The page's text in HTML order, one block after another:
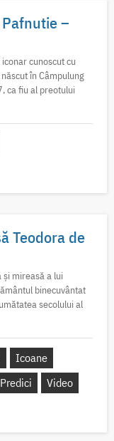
–
cunoscut cu
în Câmpulung
ca fiu al preotului
Teodora de
și mireasă a lui
binecuvântat
secolului al
Icoane
Predici
Video